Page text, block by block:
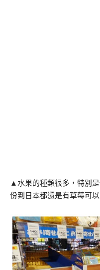
▲水果的種類很多，特別
份到日本都還是有草莓可以